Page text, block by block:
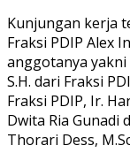
Kunjungan kerja
Fraksi PDIP Alex
anggotanya yakni
S.H. dari Fraksi
Fraksi PDIP, Ir.
Dwita Ria Gunadi
Thorari Dess,